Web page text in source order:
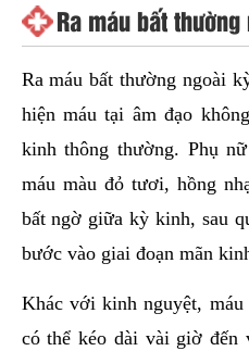
Ra máu bất
Ra máu bất thường ngoài
hiện máu tại âm đạo
kinh thông thường. Phụ
máu màu đỏ tươi, hồng
bất ngờ giữa kỳ kinh, sau
bước vào giai đoạn mãn
Khác với kinh nguyệt,
có thể kéo dài vài giờ đến